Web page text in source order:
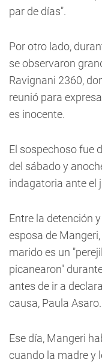
par de días".
Por otro lado,
se observaron
Ravignani 2360,
reunió para
es inocente.
El sospechoso fue
del sábado y
indagatoria ante el
Entre la detención
esposa de
marido es un
picanearon"
antes de ir a
causa, Paula Asaro.
Ese día, Mangeri
cuando la madre y